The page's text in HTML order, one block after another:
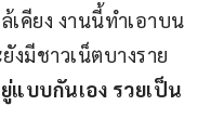
เคียง งานนี้ทำเอาบน
มีชาวเน็ตบางราย
แบบกันเอง รวยเป็น